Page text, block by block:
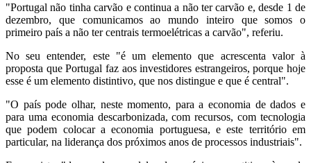
"Portugal não tinha carvão e continua a não ter carvão e, desde 1 de
dezembro, que comunicamos ao mundo inteiro que somos o
primeiro país a não ter centrais termoelétricas a carvão", referiu.
No seu entender, este "é um elemento que acrescenta valor à
proposta que Portugal faz aos investidores estrangeiros, porque hoje
esse é um elemento distintivo, que nos distingue e que é central".
"O país pode olhar, neste momento, para a economia de dados e
para uma economia descarbonizada, com recursos, com tecnologia
que podem colocar a economia portuguesa, e este território em
particular, na liderança dos próximos anos de processos industriais".